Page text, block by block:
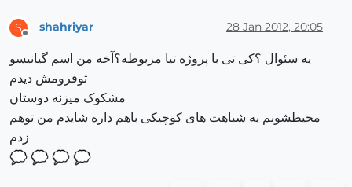
S
Offline
shahriyar 28 Jan 2012, 20:05
یه سئوال ؟کی تی با پروژه تیا مربوطه؟آخه من اسم گیانیسو
توفرومش دیدم
مشکوک میزنه دوستان
محیطشونم یه شباهت های کوچیکی باهم داره شایدم من توهم
زدم